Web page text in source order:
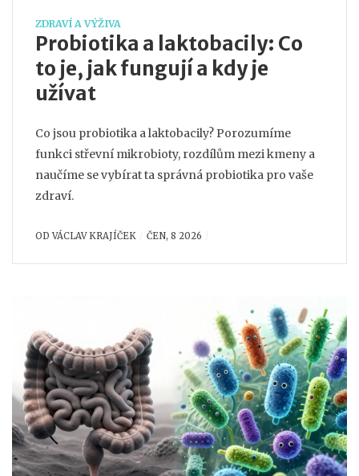
ZDRAVÍ A VÝŽIVA
Probiotika a laktobacily: Co
to je, jak fungují a kdy je
užívat
Co jsou probiotika a laktobacily? Porozumíme
funkci střevní mikrobioty, rozdílům mezi kmeny a
naučíme se vybírat ta správná probiotika pro vaše
zdraví.
ODVÁCLAV KRAJÍČEK ČEN, 8 2026